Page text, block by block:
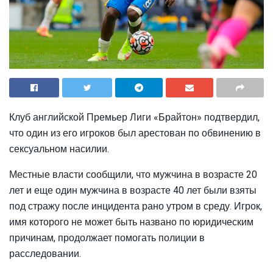
Клуб английской Премьер Лиги «Брайтон» подтвердил,
что один из его игроков был арестован по обвинению в
сексуальном насилии.
Местные власти сообщили, что мужчина в возрасте 20
лет и еще один мужчина в возрасте 40 лет были взяты
под стражу после инцидента рано утром в среду. Игрок,
имя которого не может быть названо по юридическим
причинам, продолжает помогать полиции в
расследовании.